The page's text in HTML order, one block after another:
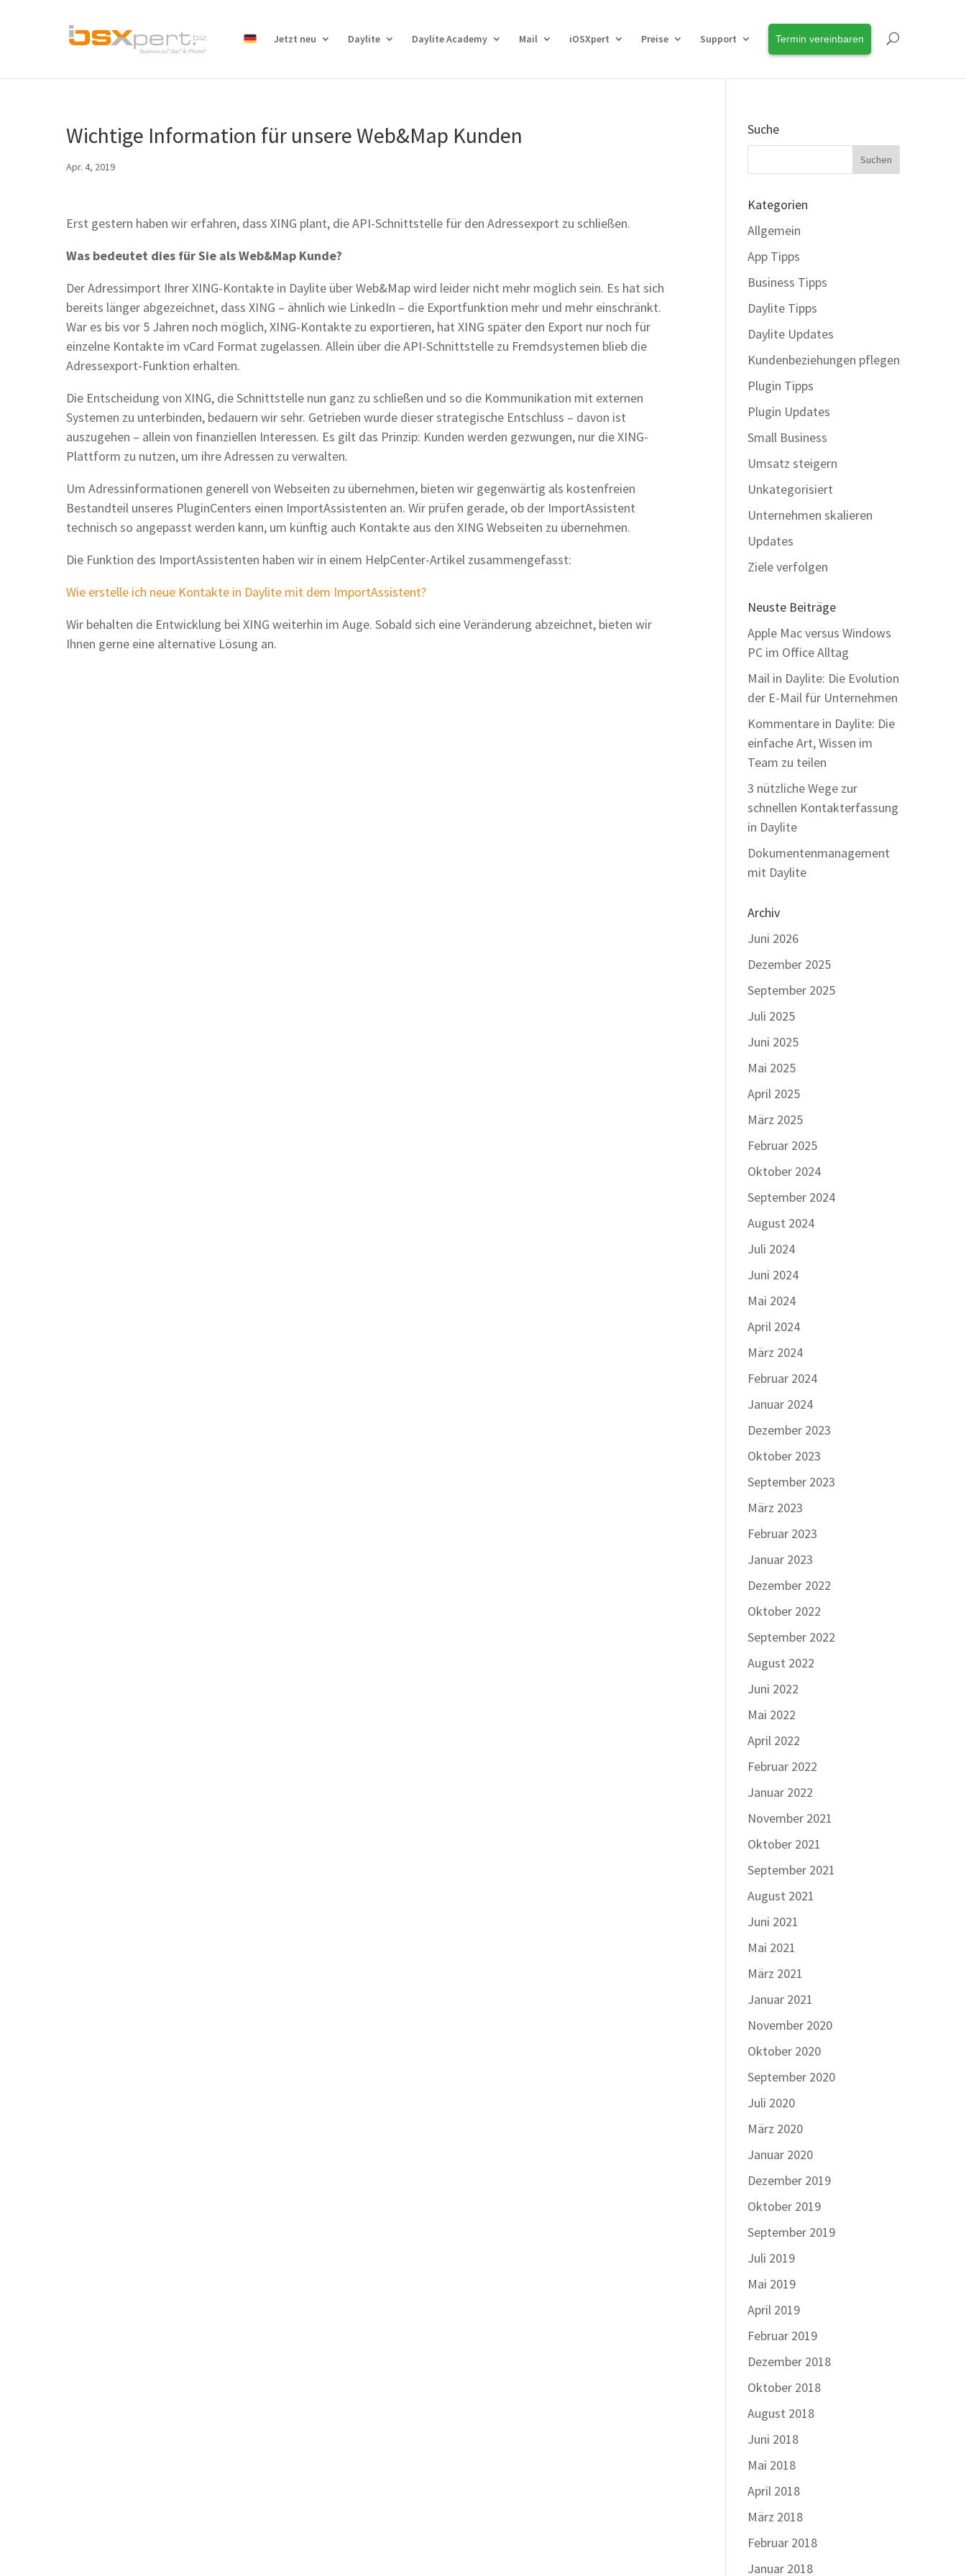
Jetzt neu Daylite Daylite Academy Mail iOSXpert Preise Support Termin vereinbaren
Wichtige Information für unsere Web&Map Kunden
Apr. 4, 2019
Erst gestern haben wir erfahren, dass XING plant, die API-Schnittstelle für den Adressexport zu schließen.
Was bedeutet dies für Sie als Web&Map Kunde?
Der Adressimport Ihrer XING-Kontakte in Daylite über Web&Map wird leider nicht mehr möglich sein. Es hat sich
bereits länger abgezeichnet, dass XING – ähnlich wie LinkedIn – die Exportfunktion mehr und mehr einschränkt.
War es bis vor 5 Jahren noch möglich, XING-Kontakte zu exportieren, hat XING später den Export nur noch für
einzelne Kontakte im vCard Format zugelassen. Allein über die API-Schnittstelle zu Fremdsystemen blieb die
Adressexport-Funktion erhalten.
Die Entscheidung von XING, die Schnittstelle nun ganz zu schließen und so die Kommunikation mit externen
Systemen zu unterbinden, bedauern wir sehr. Getrieben wurde dieser strategische Entschluss – davon ist
auszugehen – allein von finanziellen Interessen. Es gilt das Prinzip: Kunden werden gezwungen, nur die XING-
Plattform zu nutzen, um ihre Adressen zu verwalten.
Um Adressinformationen generell von Webseiten zu übernehmen, bieten wir gegenwärtig als kostenfreien
Bestandteil unseres PluginCenters einen ImportAssistenten an. Wir prüfen gerade, ob der ImportAssistent
technisch so angepasst werden kann, um künftig auch Kontakte aus den XING Webseiten zu übernehmen.
Die Funktion des ImportAssistenten haben wir in einem HelpCenter-Artikel zusammengefasst:
Wie erstelle ich neue Kontakte in Daylite mit dem ImportAssistent?
Wir behalten die Entwicklung bei XING weiterhin im Auge. Sobald sich eine Veränderung abzeichnet, bieten wir
Ihnen gerne eine alternative Lösung an.
Suche
Kategorien
Allgemein
App Tipps
Business Tipps
Daylite Tipps
Daylite Updates
Kundenbeziehungen pflegen
Plugin Tipps
Plugin Updates
Small Business
Umsatz steigern
Unkategorisiert
Unternehmen skalieren
Updates
Ziele verfolgen
Neuste Beiträge
Apple Mac versus Windows
PC im Office Alltag
Mail in Daylite: Die Evolution
der E-Mail für Unternehmen
Kommentare in Daylite: Die
einfache Art, Wissen im
Team zu teilen
3 nützliche Wege zur
schnellen Kontakterfassung
in Daylite
Dokumentenmanagement
mit Daylite
Archiv
Juni 2026
Dezember 2025
September 2025
Juli 2025
Juni 2025
Mai 2025
April 2025
März 2025
Februar 2025
Oktober 2024
September 2024
August 2024
Juli 2024
Juni 2024
Mai 2024
April 2024
März 2024
Februar 2024
Januar 2024
Dezember 2023
Oktober 2023
September 2023
März 2023
Februar 2023
Januar 2023
Dezember 2022
Oktober 2022
September 2022
August 2022
Juni 2022
Mai 2022
April 2022
Februar 2022
Januar 2022
November 2021
Oktober 2021
September 2021
August 2021
Juni 2021
Mai 2021
März 2021
Januar 2021
November 2020
Oktober 2020
September 2020
Juli 2020
März 2020
Januar 2020
Dezember 2019
Oktober 2019
September 2019
Juli 2019
Mai 2019
April 2019
Februar 2019
Dezember 2018
Oktober 2018
August 2018
Juni 2018
Mai 2018
April 2018
März 2018
Februar 2018
Januar 2018